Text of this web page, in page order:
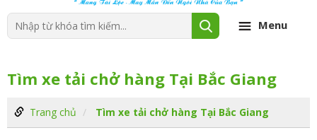
Menu
Tìm xe tải chở hàng Tại Bắc Giang
Trang chủ Tìm xe tải chở hàng Tại Bắc Giang